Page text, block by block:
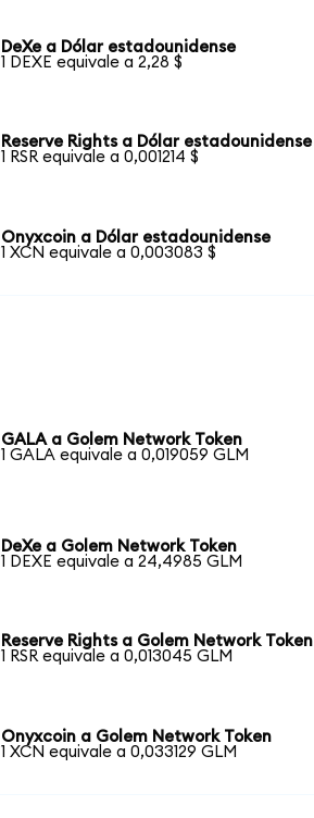
DeXe a Dólar estadounidense
1 DEXE equivale a 2,28 $
Reserve Rights a Dólar estadounidense
1 RSR equivale a 0,001214 $
Onyxcoin a Dólar estadounidense
1 XCN equivale a 0,003083 $
GALA a Golem Network Token
1 GALA equivale a 0,019059 GLM
DeXe a Golem Network Token
1 DEXE equivale a 24,4985 GLM
Reserve Rights a Golem Network Token
1 RSR equivale a 0,013045 GLM
Onyxcoin a Golem Network Token
1 XCN equivale a 0,033129 GLM